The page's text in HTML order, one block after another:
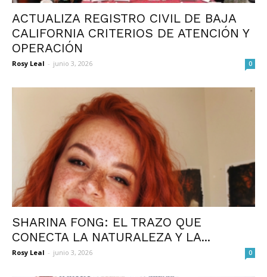
ACTUALIZA REGISTRO CIVIL DE BAJA
CALIFORNIA CRITERIOS DE ATENCIÓN Y
OPERACIÓN
Rosy Leal - junio 3, 2026 0
SHARINA FONG: EL TRAZO QUE
CONECTA LA NATURALEZA Y LA...
Rosy Leal - junio 3, 2026 0